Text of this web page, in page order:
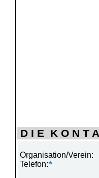
D I E K O N T
Organisation/Verein:
Telefon:*